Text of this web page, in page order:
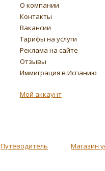
О компании
Контакты
Вакансии
Тарифы на услуги
Реклама на сайте
Отзывы
Иммиграция в Испанию
Мой аккаунт
Путеводитель Магазин